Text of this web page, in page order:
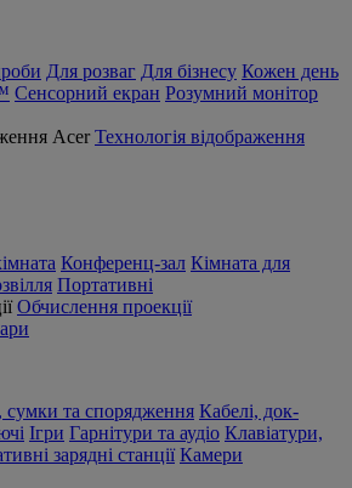
Для розваг Для бізнесу Кожен день
Сенсорний екран Розумний монітор
Технологія відображення
Конференц-зал Кімната для
Портативні
Обчислення проекції
сумки та спорядження Кабелі, док-
Ігри Гарнітури та аудіо Клавіатури,
зарядні станції Камери